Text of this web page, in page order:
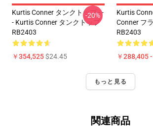
Kurtis Conner タンクトップ - -
- Kurtis Conner タンクトップ
RB2403
￥354,525$24.45
-20%
Kurtis
Conner フ
RB2403
￥288,405
もっと見る
関連商品